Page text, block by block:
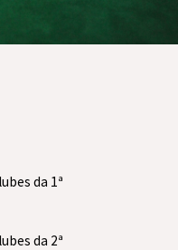
da 1ª
da 2ª